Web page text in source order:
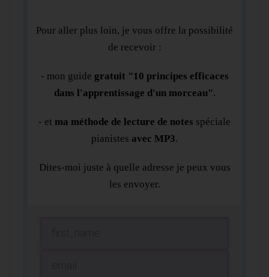
Pour aller plus loin, je vous offre la possibilité
de recevoir :
- mon guide gratuit "10 principes efficaces
dans l'apprentissage d'un morceau".
- et ma méthode de lecture de notes spéciale
pianistes avec MP3.
Dites-moi juste à quelle adresse je peux vous
les envoyer.